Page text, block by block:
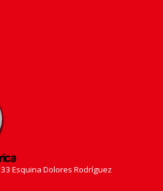
Esquina Dolores Rodríguez